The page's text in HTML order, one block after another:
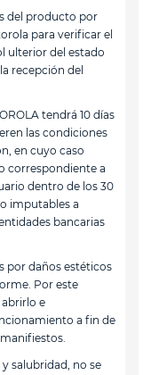
del producto por
para verificar el
ulterior del estado
recepción del
tendrá 10 días
las condiciones
en cuyo caso
correspondiente a
dentro de los 30
imputables a
bancarias
por daños estéticos
Por este
e
a fin de
salubridad, no se